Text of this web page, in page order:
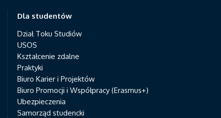
Dla studentów
Dział Toku Studiów
USOS
Kształcenie zdalne
Praktyki
Biuro Karier i Projektów
Biuro Promocji i Współpracy (Erasmus+)
Ubezpieczenia
Samorząd studencki